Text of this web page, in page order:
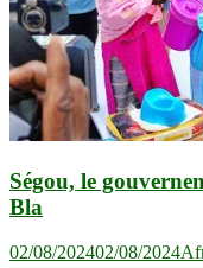
Ségou, le
Bla
02/08/202402/08/2024